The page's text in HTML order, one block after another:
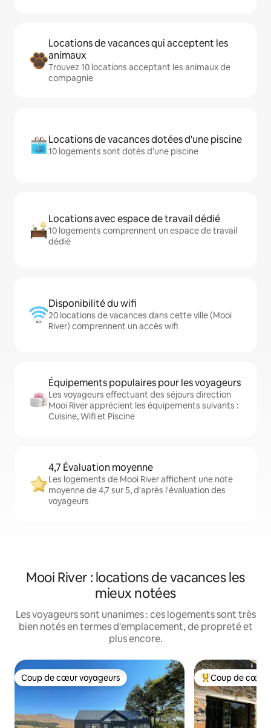
Locations de vacances qui acceptent les
animaux
Trouvez 10 locations acceptant les animaux de
compagnie
Locations de vacances dotées d'une piscine
10 logements sont dotés d'une piscine
Locations avec espace de travail dédié
10 logements comprennent un espace de travail
dédié
Disponibilité du wifi
20 locations de vacances dans cette ville (Mooi
River) comprennent un accès wifi
Équipements populaires pour les voyageurs
Les voyageurs effectuant des séjours direction
Mooi River apprécient les équipements suivants :
Cuisine, Wifi et Piscine
4,7 Évaluation moyenne
Les logements de Mooi River affichent une note
moyenne de 4,7 sur 5, d'après l'évaluation des
voyageurs
Mooi River : locations de vacances les
mieux notées
Les voyageurs sont unanimes : ces logements sont très
bien notés en termes d'emplacement, de propreté et
plus encore.
Coup de cœur voyageurs
Coup de cœur voyageurs Coups de cœur
Coup de cœur